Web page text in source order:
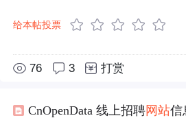
给本帖投票
76 3 打赏
CnOpenData 线上招聘网站信